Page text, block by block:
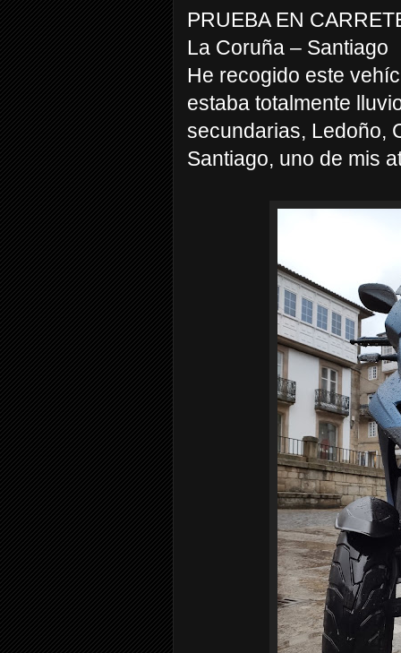
PRUEBA EN
La Coruña – Santiago
He recogido este
estaba totalmente
secundarias, Ledoño,
Santiago, uno de mis